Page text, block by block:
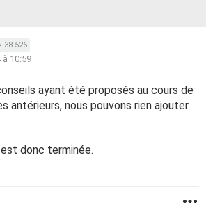
38 526
à 10:59
ayant été proposés au cours de
antérieurs, nous pouvons rien ajouter
donc terminée.